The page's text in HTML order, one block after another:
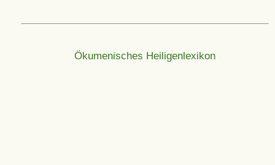
Ökumenisches Heiligenlexikon